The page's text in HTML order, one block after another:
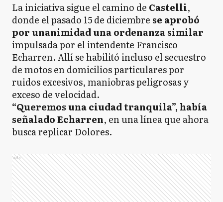
La iniciativa sigue el camino de Castelli,
donde el pasado 15 de diciembre se aprobó
por unanimidad una ordenanza similar
impulsada por el intendente Francisco
Echarren. Allí se habilitó incluso el secuestro
de motos en domicilios particulares por
ruidos excesivos, maniobras peligrosas y
exceso de velocidad.
“Queremos una ciudad tranquila”, había
señalado Echarren, en una línea que ahora
busca replicar Dolores.
Ads